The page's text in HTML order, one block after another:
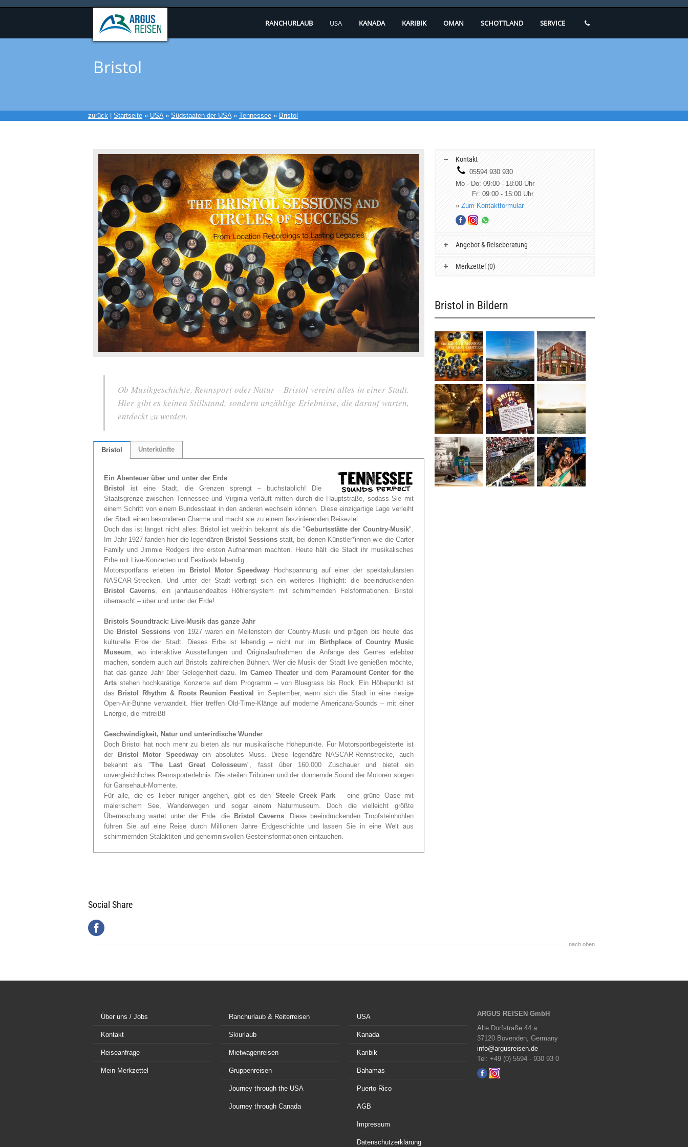
RANCHURLAUB USA KANADA KARIBIK OMAN SCHOTTLAND SERVICE
Bristol
zurück Startseite » USA» Südstaaten der USA» Tennessee » Bristol
Ob Musikgeschichte, Rennsport oder Natur – Bristol vereint alles in einer Stadt.
Hier gibt es keinen Stillstand, sondern unzählige Erlebnisse, die darauf warten,
entdeckt zu werden.
Bristol Unterkünfte
Ein Abenteuer über und unter der Erde
Bristol
ist eine Stadt, die Grenzen sprengt – buchstäblich! Die
Staatsgrenze zwischen Tennessee und Virginia verläuft mitten durch die Hauptstraße, sodass Sie mit
einem Schritt von einem Bundesstaat in den anderen wechseln können. Diese einzigartige Lage verleiht
der Stadt einen besonderen Charme und macht sie zu einem faszinierenden Reiseziel.
Doch das ist längst nicht alles: Bristol ist weithin bekannt als die "Geburtsstätte der Country-Musik".
Im Jahr 1927 fanden hier die legendären Bristol Sessionsstatt, bei denen Künstler*innen wie die Carter
Family und Jimmie Rodgers ihre ersten Aufnahmen machten. Heute hält die Stadt ihr musikalisches
Erbe mit Live-Konzerten und Festivals lebendig.
Motorsportfans erleben im
Bristol Motor SpeedwayHochspannung auf einer der spektakulärsten
NASCAR-Strecken. Und unter der Stadt verbirgt sich ein weiteres Highlight: die beeindruckenden
Bristol Caverns, ein jahrtausendealtes Höhlensystem mit schimmernden Felsformationen. Bristol
überrascht – über und unter der Erde!
Bristols Soundtrack: Live-Musik das ganze Jahr
Die Bristol Sessionsvon 1927 waren ein Meilenstein der Country-Musik und prägen bis heute das
kulturelle Erbe der Stadt. Dieses Erbe ist lebendig – nicht nur im
Birthplace of Country Music
Museum, wo interaktive Ausstellungen und Originalaufnahmen die Anfänge des Genres erlebbar
machen, sondern auch auf Bristols zahlreichen Bühnen. Wer die Musik der Stadt live genießen möchte,
hat das ganze Jahr über Gelegenheit dazu. Im Cameo Theater und dem Paramount Center for the
Arts stehen hochkarätige Konzerte auf dem Programm – von Bluegrass bis Rock. Ein Höhepunkt ist
das Bristol Rhythm & Roots Reunion Festival
im September, wenn sich die Stadt in eine riesige
Open-Air-Bühne verwandelt. Hier treffen Old-Time-Klänge auf moderne Americana-Sounds – mit einer
Energie, die mitreißt!
Geschwindigkeit, Natur und unterirdische Wunder
Doch Bristol hat noch mehr zu bieten als nur musikalische Höhepunkte. Für Motorsportbegeisterte ist
der
Bristol Motor Speedwayein absolutes Muss. Diese legendäre NASCAR-Rennstrecke, auch
bekannt als "The Last Great Colosseum", fasst über 160.000 Zuschauer und bietet ein
unvergleichliches Rennsporterlebnis. Die steilen Tribünen und der donnernde Sound der Motoren sorgen
für Gänsehaut-Momente.
Für alle, die es lieber ruhiger angehen, gibt es den Steele Creek Park– eine grüne Oase mit
malerischem See, Wanderwegen und sogar einem Naturmuseum. Doch die vielleicht größte
Überraschung wartet unter der Erde: die
Bristol Caverns. Diese beeindruckenden Tropfsteinhöhlen
führen Sie auf eine Reise durch Millionen Jahre Erdgeschichte und lassen Sie in eine Welt aus
schimmernden Stalaktiten und geheimnisvollen Gesteinsformationen eintauchen.
Social Share
Kontakt
05594 930 930
Mo - Do: 09:00 - 18:00 Uhr
Fr: 09:00 - 15:00 Uhr
» Zum Kontaktformular
Angebot & Reiseberatung
Merkzettel (0)
Bristol in Bildern
nach oben
Über uns / Jobs
Kontakt
Reiseanfrage
Mein Merkzettel
Ranchurlaub & Reiterreisen
Skiurlaub
Mietwagenreisen
Gruppenreisen
Journey through the USA
Journey through Canada
USA
Kanada
Karibik
Bahamas
Puerto Rico
AGB
Impressum
Datenschutzerklärung
ARGUS REISEN GmbH
Alte Dorfstraße 44 a
37120 Bovenden, Germany
info@argusreisen.de
Tel: +49 (0) 5594 - 930 93 0